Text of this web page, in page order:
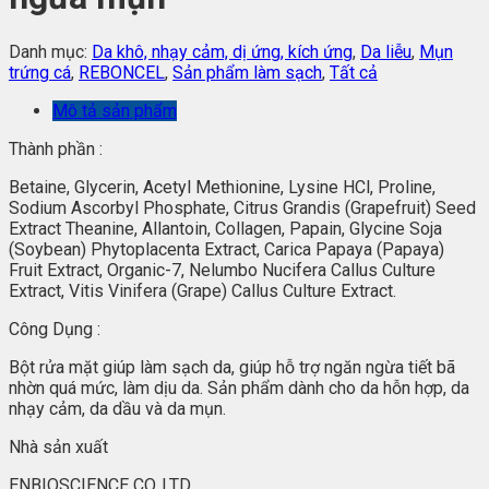
Danh mục: Da khô, nhạy cảm, dị ứng, kích ứng, Da liễu, Mụn
trứng cá, REBONCEL, Sản phẩm làm sạch, Tất cả
Mô tả sản phẩm
Thành phần :
Betaine, Glycerin, Acetyl Methionine, Lysine HCl, Proline,
Sodium Ascorbyl Phosphate, Citrus Grandis (Grapefruit) Seed
Extract Theanine, Allantoin, Collagen, Papain, Glycine Soja
(Soybean) Phytoplacenta Extract, Carica Papaya (Papaya)
Fruit Extract, Organic-7, Nelumbo Nucifera Callus Culture
Extract, Vitis Vinifera (Grape) Callus Culture Extract.
Công Dụng :
Bột rửa mặt giúp làm sạch da, giúp hỗ trợ ngăn ngừa tiết bã
nhờn quá mức, làm dịu da. Sản phẩm dành cho da hỗn hợp, da
nhạy cảm, da dầu và da mụn.
Nhà sản xuất